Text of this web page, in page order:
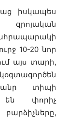
իսկապես
զրոյական
10-20 նոր
այս տարի,
տիպի
են փորիչ